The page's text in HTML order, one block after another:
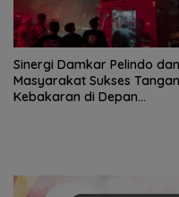
Sinergi Damkar Pelindo dan
Masyarakat Sukses
Kebakaran di Depan